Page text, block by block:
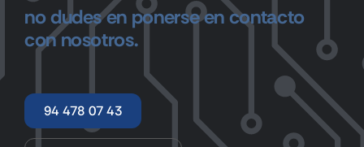
no dudes en ponerse en contacto
con nosotros.
94 478 07 43